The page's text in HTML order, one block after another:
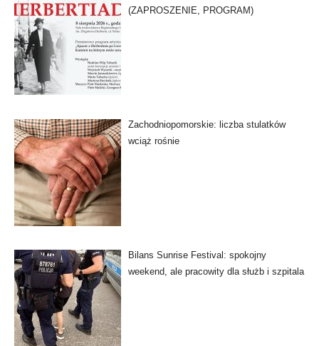
(ZAPROSZENIE, PROGRAM)
Zachodniopomorskie: liczba stulatków
wciąż rośnie
Bilans Sunrise Festival: spokojny
weekend, ale pracowity dla służb i szpitala